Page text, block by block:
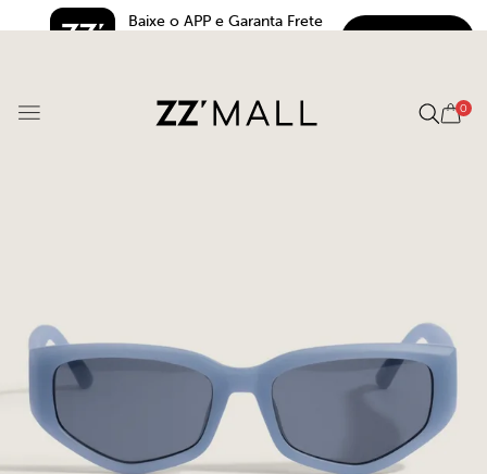
Baixe o APP e Garanta Frete
0